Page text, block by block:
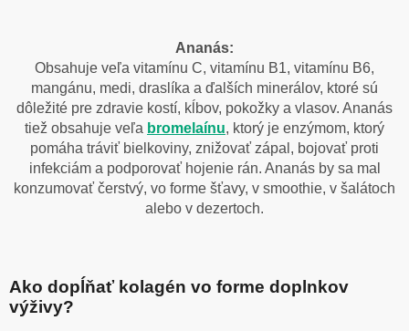
Ananás:
Obsahuje veľa vitamínu C, vitamínu B1, vitamínu B6,
mangánu, medi, draslíka a ďalších minerálov, ktoré sú
dôležité pre zdravie kostí, kĺbov, pokožky a vlasov. Ananás
tiež obsahuje veľa bromelaínu, ktorý je enzýmom, ktorý
pomáha tráviť bielkoviny, znižovať zápal, bojovať proti
infekciám a podporovať hojenie rán. Ananás by sa mal
konzumovať čerstvý, vo forme šťavy, v smoothie, v šalátoch
alebo v dezertoch.
Ako dopĺňať kolagén vo forme doplnkov
výživy?